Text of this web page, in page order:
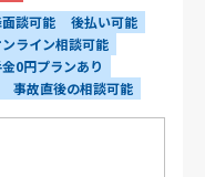
談可能
後払い可能
ライン相談可能
0円プランあり
事故直後の相談可能